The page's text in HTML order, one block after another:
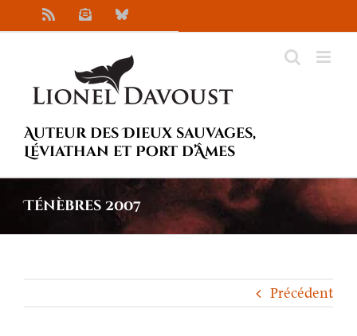
au
NewsletterBluesky
Auteur des Dieux sauvages,
Léviathan et Port d’Âmes
Ténèbres 2007
Précédent